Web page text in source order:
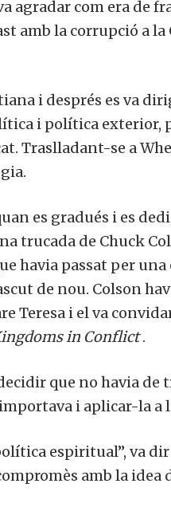
agradar com era de
amb la corrupció a la
i després es va
i política exterior,
Traslladant-se a
es gradués i es
trucada de Chuck
havia passat per
de nou. Colson
Teresa i el va
in Conflict.
que no havia
i aplicar-la a
espiritual”, va
amb la idea